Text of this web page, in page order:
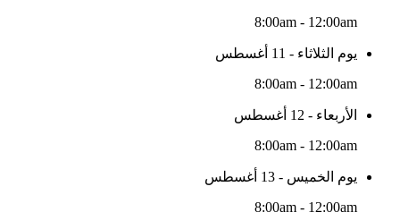
8:00am - 12:00am
يوم الثلاثاء - 11 أغسطس
8:00am - 12:00am
الأربعاء - 12 أغسطس
8:00am - 12:00am
يوم الخميس - 13 أغسطس
8:00am - 12:00am